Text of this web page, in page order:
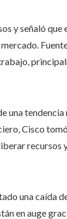
y señaló
una
Cisco
recursos
una caída
en auge